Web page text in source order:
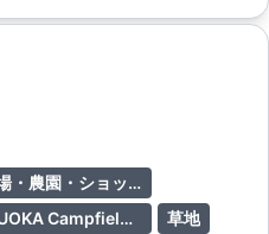
複合アウトドア施設（キャンプ場・農園・ショップ等）
Snow Peak ABURAYAMA FUKUOKA Campfield内のドッグランサイト予約者限定（宿泊または日帰り）
草地